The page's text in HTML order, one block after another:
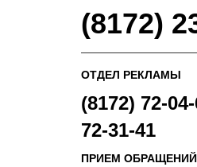
(8172)
ОТДЕЛ РЕКЛАМЫ
(8172) 72-
72-31-41
ПРИЕМ